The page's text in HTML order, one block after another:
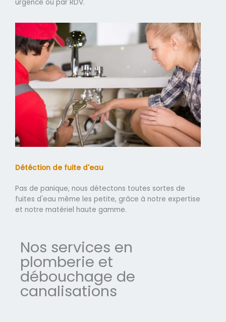
urgence ou par RDV.
Détéction de fuite d'eau
Pas de panique, nous détectons toutes sortes de
fuites d'eau même les petite, grâce à notre expertise
et notre matériel haute gamme.
Nos services en
plomberie et
débouchage de
canalisations